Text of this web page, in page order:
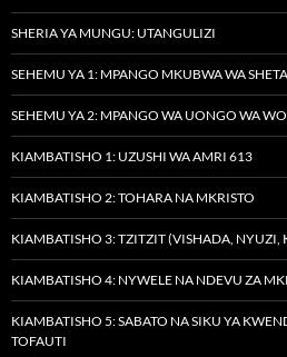
SHERIA YA MUNGU: UTANGULIZI
SEHEMU YA 1: MPANGO MKUBWA WA
SEHEMU YA 2: MPANGO WA UONGO WA
KIAMBATISHO 1: UZUSHI WA AMRI 613
KIAMBATISHO 2: TOHARA NA MKRISTO
KIAMBATISHO 3: TZITZIT (VISHADA, NYUZI,
KIAMBATISHO 4: NYWELE NA NDEVU ZA
KIAMBATISHO 5: SABATO NA SIKU YA
TOFAUTI